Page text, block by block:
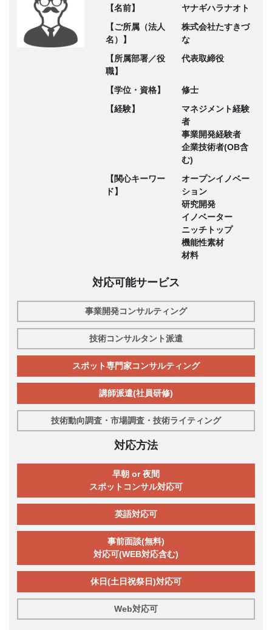
【名前】
ヤナギハラナオト
【ご所属（法人
名）】
株式会社たすきづ
な
【所属部署／役
職】
代表取締役
【学位・資格】
修士
【経験】
マネジメント経験
者
事業開発経験者
企業技術者(OB含
む)
【関心キーワー
ド】
オープンイノベー
ション
研究開発
イノベーター
ニッチトップ
機能性素材
材料
対応可能サービス
事業開発コンサルティング
技術コンサルタント派遣
スポット専門家コンサルティング
講師派遣(社員研修)
技術動向調査・市場調査・技術ライティング
対応方法
早朝 or 夜間
スポットコンサル対応可
英語対応可
事前面談(無料)
対応可(WEB対応含む)
休日(土日祝祭日)対応可
Web対応可